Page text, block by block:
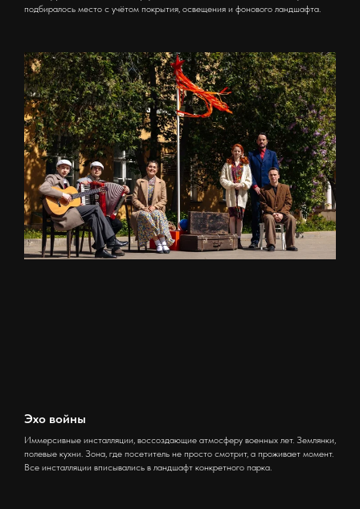
подбиралось место с учётом покрытия, освещения и фонового ландшафта.
Эхо войны
Иммерсивные инсталляции, воссоздающие атмосферу военных лет. Землянки,
полевые кухни. Зона, где посетитель не просто смотрит, а проживает момент.
Все инсталляции вписывались в ландшафт конкретного парка.